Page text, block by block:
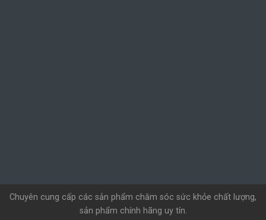
Chuyên cung cấp các sản phẩm chăm sóc sức khỏe chất lượng,
sản phẩm chính hãng uy tín.